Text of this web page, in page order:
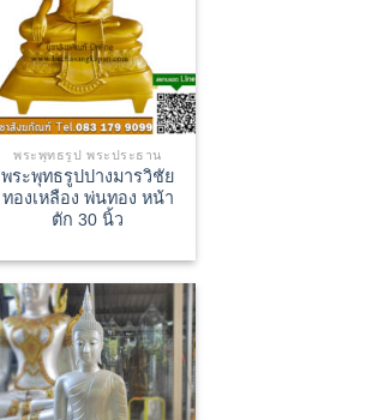
พระพุทธรูป พระประธาน
พระพุทธรูปปางมารวิชัย
ทองเหลือง พ่นทอง หน้า
ตัก 30 นิ้ว